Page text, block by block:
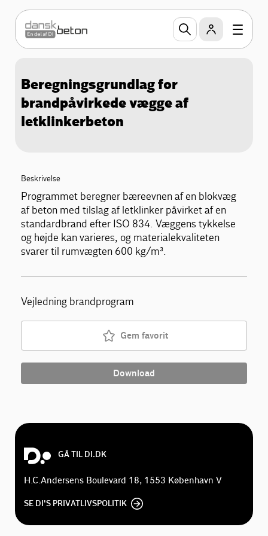
Beregningsgrundlag for
brandpåvirkede vægge af
letklinkerbeton
Beskrivelse
Programmet beregner bæreevnen af en blokvæg
af beton med tilslag af letklinker påvirket af en
standardbrand efter ISO 834. Væggens tykkelse
og højde kan varieres, og materialekvaliteten
svarer til rumvægten 600 kg/m³.
Vejledning brandprogram
Gem favorit
Download
GÅ TIL DI.DK
H.C.Andersens Boulevard 18, 1553 København V
SE DI'S PRIVATLIVSPOLITIK